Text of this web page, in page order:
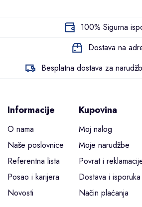
100% Sigurna
Dostava na
Besplatna dostava za
Informacije
O nama
Naše poslovnice
Referentna lista
Posao i karijera
Novosti
Kupovina
Moj nalog
Moje narudžbe
Povrat i
Dostava i isporuka
Način plaćanja